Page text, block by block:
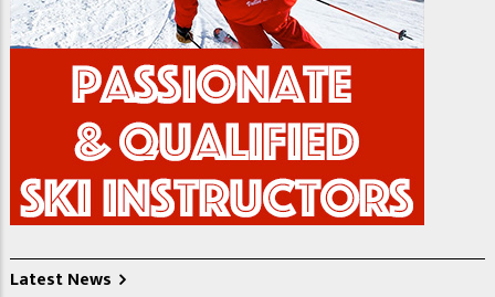
Latest News